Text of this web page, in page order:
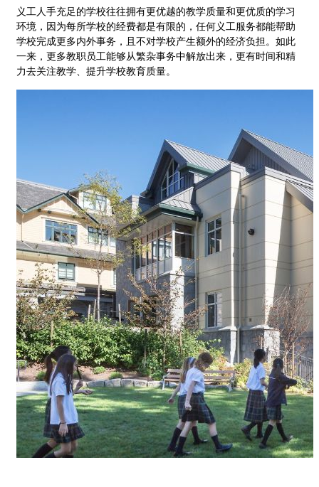
义工人手充足的学校往往拥有更优越的教学质量和更优质的学习
环境，因为每所学校的经费都是有限的，任何义工服务都能帮助
学校完成更多内外事务，且不对学校产生额外的经济负担。如此
一来，更多教职员工能够从繁杂事务中解放出来，更有时间和精
力去关注教学、提升学校教育质量。